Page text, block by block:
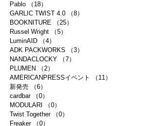
Pablo
（18）
GARLIC TWIST 4.0
（8）
BOOKNITURE
（25）
Russel Wright
（5）
LuminAID
（4）
ADK PACKWORKS
（3）
NANDACLOCKY
（7）
PLUMEN
（2）
AMERICANPRESSイベント
（11）
新発売
（6）
cardbar
（0）
MODULARI
（0）
Twist Together
（0）
Freaker
（0）